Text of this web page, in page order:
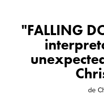
"FALLING
de